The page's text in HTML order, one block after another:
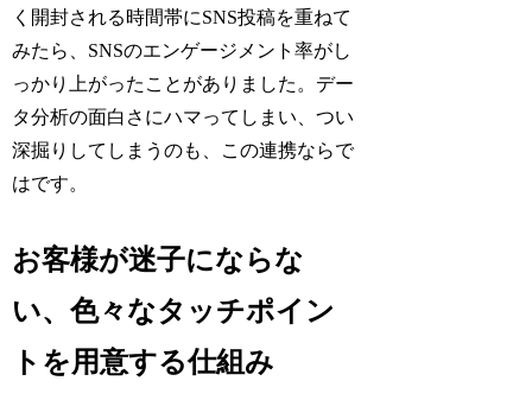
く開封される時間帯にSNS投稿を重ねて
みたら、SNSのエンゲージメント率がし
っかり上がったことがありました。デー
タ分析の面白さにハマってしまい、つい
深掘りしてしまうのも、この連携ならで
はです。
お客様が迷子にならな
い、色々なタッチポイン
トを用意する仕組み